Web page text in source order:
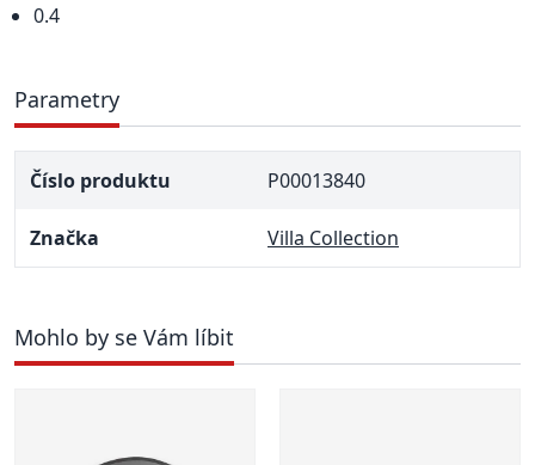
0.4
Parametry
Číslo produktu P00013840
Značka Villa Collection
Mohlo by se Vám líbit